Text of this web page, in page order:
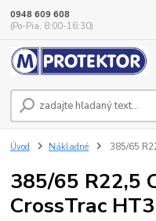
0948 609 608
(Po-Pia, 8:00-16:30)
Úvod Nákladné 385/65
385/65 R22,5
CrossTrac